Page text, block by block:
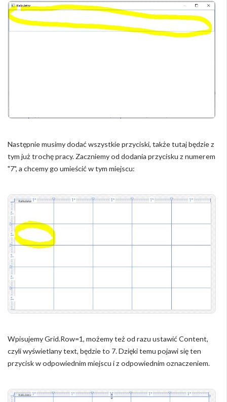
Następnie musimy dodać wszystkie przyciski, także tutaj będzie z
tym już trochę pracy. Zaczniemy od dodania przycisku z numerem
"7", a chcemy go umieścić w tym miejscu:
Wpisujemy Grid.Row=1, możemy też od razu ustawić Content,
czyli wyświetlany text, będzie to 7. Dzięki temu pojawi się ten
przycisk w odpowiednim miejscu i z odpowiednim oznaczeniem.